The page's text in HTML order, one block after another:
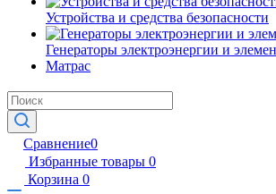
Устройства и средства безопасности
Генераторы электроэнергии и
Матрас
Сравнение0
Избранные товары 0
Корзина 0